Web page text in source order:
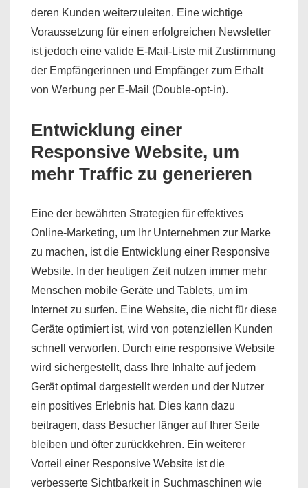
deren Kunden weiterzuleiten. Eine wichtige
Voraussetzung für einen erfolgreichen Newsletter
ist jedoch eine valide E-Mail-Liste mit Zustimmung
der Empfängerinnen und Empfänger zum Erhalt
von Werbung per E-Mail (Double-opt-in).
Entwicklung einer
Responsive Website, um
mehr Traffic zu generieren
Eine der bewährten Strategien für effektives
Online-Marketing, um Ihr Unternehmen zur Marke
zu machen, ist die Entwicklung einer Responsive
Website. In der heutigen Zeit nutzen immer mehr
Menschen mobile Geräte und Tablets, um im
Internet zu surfen. Eine Website, die nicht für diese
Geräte optimiert ist, wird von potenziellen Kunden
schnell verworfen. Durch eine responsive Website
wird sichergestellt, dass Ihre Inhalte auf jedem
Gerät optimal dargestellt werden und der Nutzer
ein positives Erlebnis hat. Dies kann dazu
beitragen, dass Besucher länger auf Ihrer Seite
bleiben und öfter zurückkehren. Ein weiterer
Vorteil einer Responsive Website ist die
verbesserte Sichtbarkeit in Suchmaschinen wie